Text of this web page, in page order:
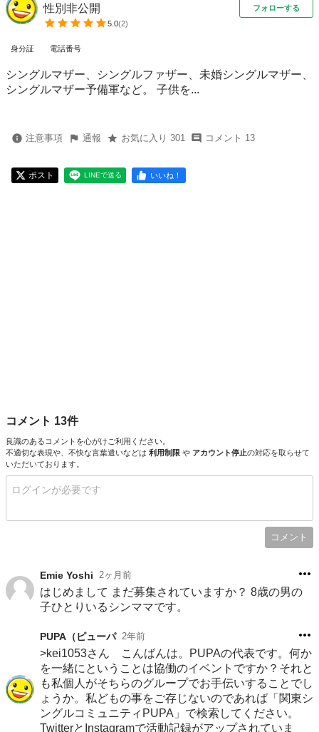
性別非公開
5.0(2)
フォローする
身分証 電話番号
シングルマザー、シングルファザー、未婚シングルマザー、
シングルマザー予備軍など。 子供を...
注意事項 通報 お気に入り 301 コメント 13
ポスト LINEで送る いいね！
コメント 13件
良識のあるコメントを心がけご利用ください。
不適切な表現や、不快な言葉遣いなどは 利用制限 や アカウント停止の対応を取らせて
いただいております。
コメント
Emie Yoshi 2ヶ月前
はじめまして まだ募集されていますか？ 8歳の男の
子ひとりいるシンママです。
PUPA（ピューパ 2年前
>kei1053さん こんばんは。PUPAの代表です。何か
を一緒にということは協働のイベントですか？それと
も私個人がそちらのグループでお手伝いすることでし
ょうか。私どもの事をご存じないのであれば「関東シ
ングルコミュニティPUPA」で検索してください。
TwitterとInstagramで活動記録がアップされていま